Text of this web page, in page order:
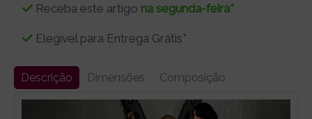
Receba este artigo na segunda-feira*
Elegível para Entrega Grátis*
Descrição Dimensões Composição